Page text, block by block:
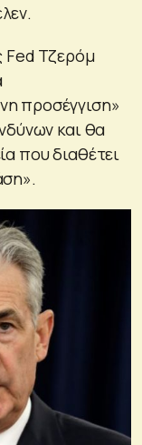
Fed Τζερόμ
προσέγγιση»
και θα
που διαθέτει